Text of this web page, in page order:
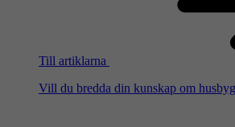
Till artiklarna
Vill du bredda din kunskap om